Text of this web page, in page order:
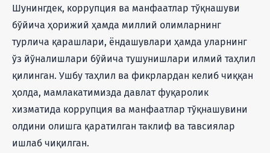
Шунингдек, коррупция ва манфаатлар тўқнашуви
бўйича ҳорижий ҳамда миллий олимларнинг
турлича қарашлари, ёндашувлари ҳамда уларнинг
ўз йўналишлари бўйича тушунишлари илмий таҳлил
қилинган. Ушбу таҳлил ва фикрлардан келиб чиққан
ҳолда, мамлакатимизда давлат фуқаролик
хизматида коррупция ва манфаатлар тўқнашувини
олдини олишга қаратилган таклиф ва тавсиялар
ишлаб чиқилган.